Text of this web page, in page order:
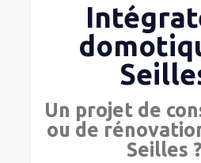
Un projet de
ou de
Seilles ?